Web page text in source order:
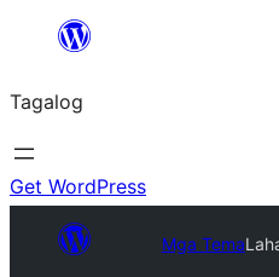
Lumaktaw
sa
content
Tagalog
Get WordPress
Mga Tema